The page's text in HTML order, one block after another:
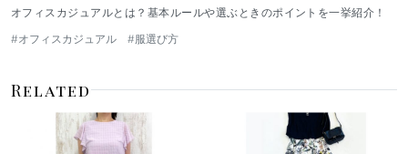
オフィスカジュアルとは？基本ルールや選ぶときのポイントを一挙紹介！
#オフィスカジュアル
#服選び方
Related